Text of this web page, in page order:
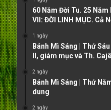
60 Năm Đời Tu. 25
VII: ĐỜI LINH MỤC. Cả
1 ngày
Bánh Mì Sáng | Thứ
II, giám mục và Th.
2 ngày
Bánh Mì Sáng | Thứ
dung
2 ngày